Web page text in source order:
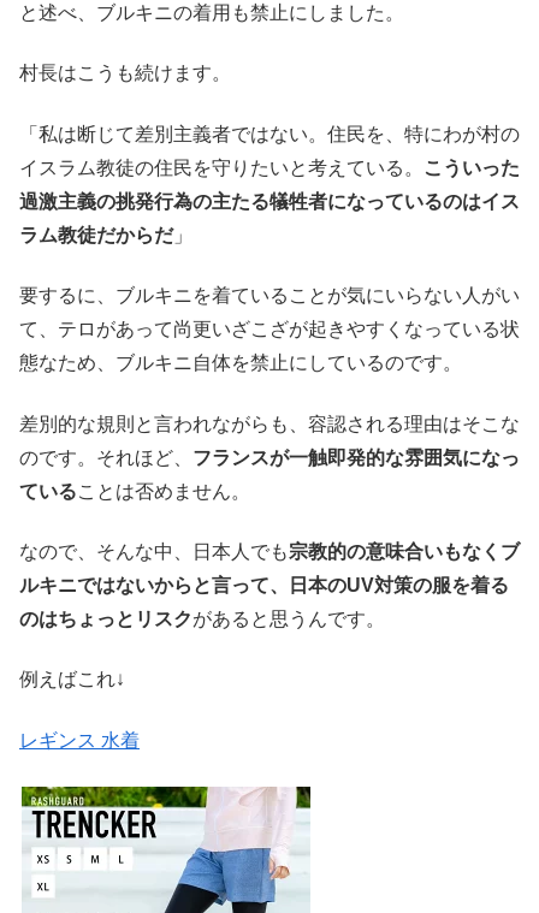
と述べ、ブルキニの着用も禁止にしました。
村長はこうも続けます。
「私は断じて差別主義者ではない。住民を、特にわが村の
イスラム教徒の住民を守りたいと考えている。
こういった
過激主義の挑発行為の主たる犠牲者になっているのはイス
ラム教徒だからだ」
要するに、ブルキニを着ていることが気にいらない人がい
て、テロがあって尚更いざこざが起きやすくなっている状
態なため、ブルキニ自体を禁止にしているのです。
差別的な規則と言われながらも、容認される理由はそこな
のです。それほど、 フランスが一触即発的な雰囲気になっ
ていることは否めません。
なので、そんな中、日本人でも宗教的の意味合いもなくブ
ルキニではないからと言って、日本のUV対策の服を着る
のはちょっとリスクがあると思うんです。
例えばこれ↓
レギンス 水着